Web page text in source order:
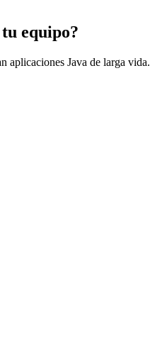
equipo?
aplicaciones Java de larga vida.